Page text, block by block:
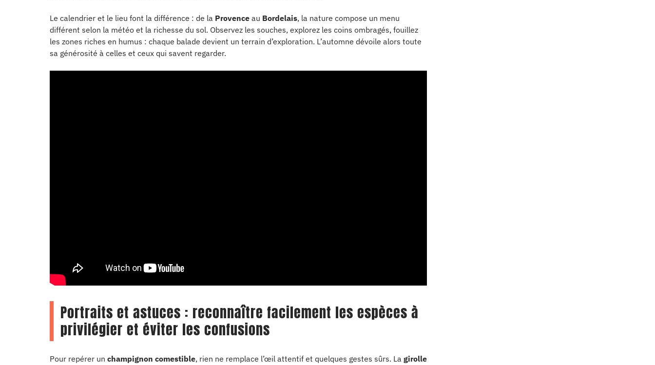
Le calendrier et le lieu font la différence : de la Provence au Bordelais, la nature compose un menu
différent selon la météo et la richesse du sol. Observez les souches, explorez les coins ombragés, fouillez
les zones riches en humus : chaque balade devient un terrain d’exploration. L’automne dévoile alors toute
sa générosité à celles et ceux qui savent regarder.
Portraits et astuces : reconnaître facilement les espèces à
privilégier et éviter les confusions
Pour repérer un champignon comestible, rien ne remplace l’œil attentif et quelques gestes sûrs. La girolle